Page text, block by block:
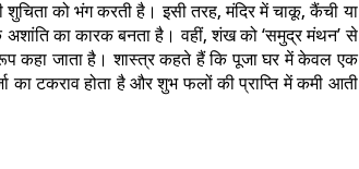
को भंग करती है। इसी तरह, मंदिर में चाकू, कैंची या
का कारक बनता है। वहीं, शंख को ‘समुद्र मंथन’ से
कहा जाता है। शास्त्र कहते हैं कि पूजा घर में केवल एक
टकराव होता है और शुभ फलों की प्राप्ति में कमी आती